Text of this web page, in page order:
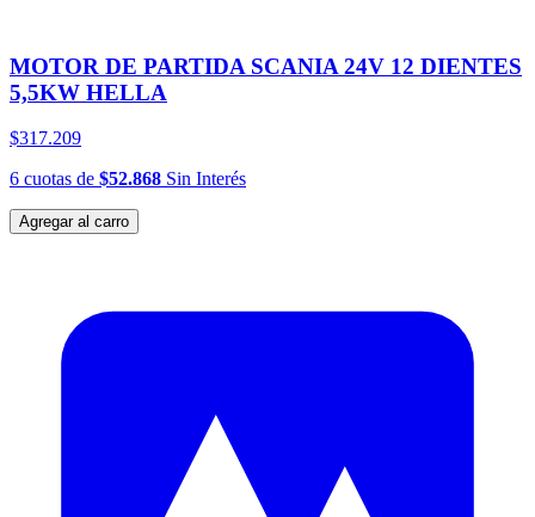
MOTOR DE PARTIDA SCANIA 24V 12 DIENTES
5,5KW HELLA
$317.209
6 cuotas de $52.868 Sin Interés
Agregar al carro